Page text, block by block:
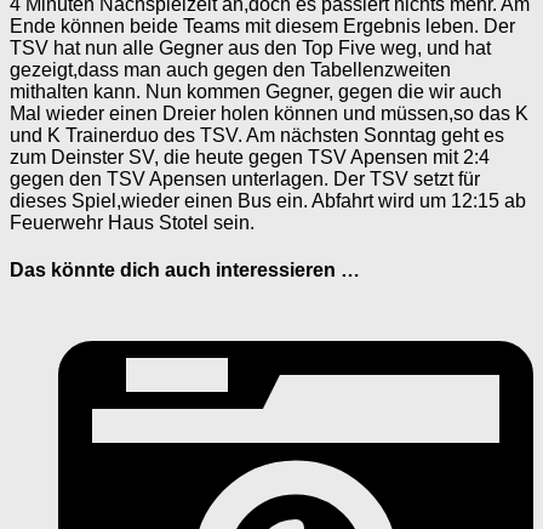
Ende können beide Teams mit diesem Ergebnis leben. Der
TSV hat nun alle Gegner aus den Top Five weg, und hat
gezeigt,dass man auch gegen den Tabellenzweiten
mithalten kann. Nun kommen Gegner, gegen die wir auch
Mal wieder einen Dreier holen können und müssen,so das K
und K Trainerduo des TSV. Am nächsten Sonntag geht es
zum Deinster SV, die heute gegen TSV Apensen mit 2:4
gegen den TSV Apensen unterlagen. Der TSV setzt für
dieses Spiel,wieder einen Bus ein. Abfahrt wird um 12:15 ab
Feuerwehr Haus Stotel sein.
Das könnte dich auch interessieren …